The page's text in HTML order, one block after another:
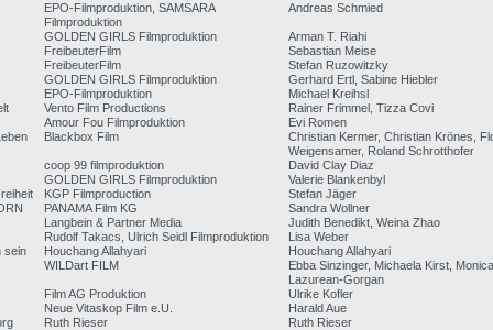
EPO-Filmproduktion, SAMSARA
Filmproduktion
Andreas Schmied
GOLDEN GIRLS Filmproduktion
Arman T. Riahi
FreibeuterFilm
Sebastian Meise
FreibeuterFilm
Stefan Ruzowitzky
GOLDEN GIRLS Filmproduktion
Gerhard Ertl, Sabine Hiebler
EPO-Filmproduktion
Michael Kreihsl
Vento Film Productions
Rainer Frimmel, Tizza Covi
Amour Fou Filmproduktion
Evi Romen
Blackbox Film
Christian Kermer, Christian Krönes,
Weigensamer, Roland Schrotthofer
coop 99 filmproduktion
David Clay Diaz
GOLDEN GIRLS Filmproduktion
Valerie Blankenbyl
KGP Filmproduction
Stefan Jäger
PANAMA Film KG
Sandra Wollner
Langbein & Partner Media
Judith Benedikt, Weina Zhao
Rudolf Takacs, Ulrich Seidl Filmproduktion
Lisa Weber
sein
Houchang Allahyari
Houchang Allahyari
WILDart FILM
Ebba Sinzinger, Michaela Kirst, Monica
Lazurean-Gorgan
Film AG Produktion
Ulrike Kofler
Neue Vitaskop Film e.U.
Harald Aue
Ruth Rieser Ruth Rieser